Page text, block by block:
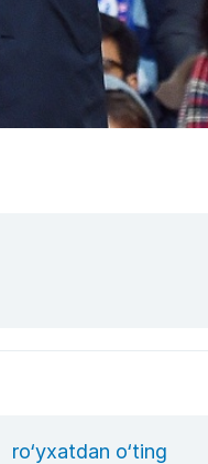
ro‘yxatdan o‘ting